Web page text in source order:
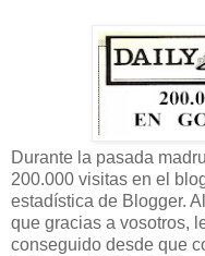
Durante la pasada
200.000 visitas en el
estadística de Blogger.
que gracias a vosotros,
conseguido desde que